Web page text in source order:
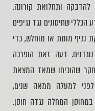
להדבקה ותחלואת קורונה.
שחיסונים נגד נגיפים
נגיף מומת או מוחלש, כדי
דעה זאת הופרכה
שהוכיחו שמאז המצאת
לפני למעלה ממאה שנים,
המחלה נגדה חוסן.